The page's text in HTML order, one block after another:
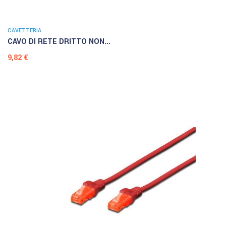
CAVETTERIA
CAVO DI RETE DRITTO NON...
Prezzo
9,82 €